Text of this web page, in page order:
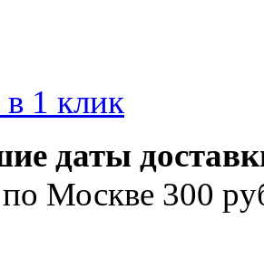
1 клик
даты
Москве 300